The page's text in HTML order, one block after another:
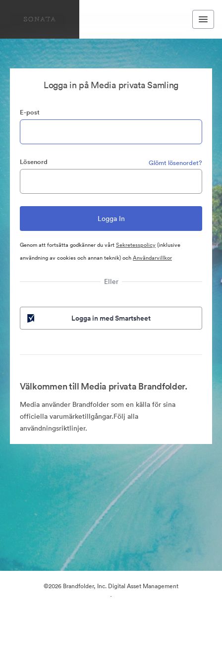
Logga in på Media privata Samling
E-post
Lösenord Glömt lösenordet?
Genom att fortsätta godkänner du vårtSekretesspolicy(inklusive
användning av cookies och annan teknik) ochAnvändarvillkor
Eller
Logga in med Smartsheet
Välkommen till Media privata Brandfolder.
Media använder Brandfolder som en källa för sina
officiella varumärketillgångar.Följ alla
användningsriktlinjer.
©2026 Brandfolder, Inc. Digital Asset Management
·